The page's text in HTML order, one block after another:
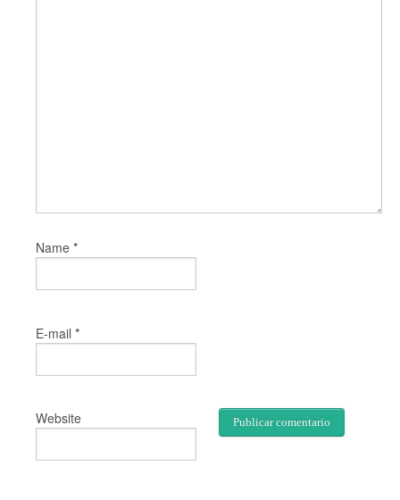
Name *
E-mail *
Website